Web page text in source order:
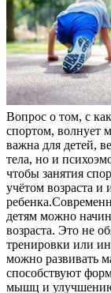
Вопрос о том, с
спортом, волнует
важна для детей,
тела, но и
чтобы занятия
учётом возраста и
детям можно
возраста. Это не
тренировки или
можно развивать
способствуют
мышц и